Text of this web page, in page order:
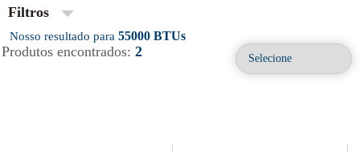
Filtros
55000 BTUs
Produtos encontrados: 2